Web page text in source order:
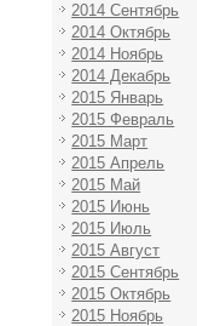
2014 Сентябрь
2014 Октябрь
2014 Ноябрь
2014 Декабрь
2015 Январь
2015 Февраль
2015 Март
2015 Апрель
2015 Май
2015 Июнь
2015 Июль
2015 Август
2015 Сентябрь
2015 Октябрь
2015 Ноябрь